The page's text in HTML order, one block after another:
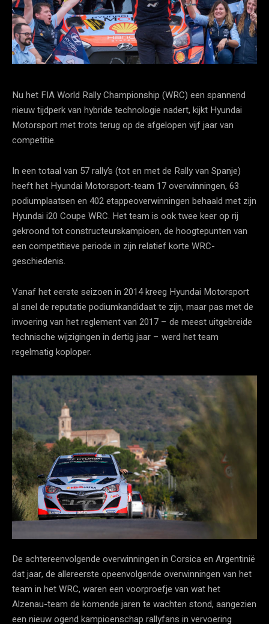
Nu het FIA World Rally Championship (WRC) een spannend
nieuw tijdperk van hybride technologie nadert, kijkt Hyundai
Motorsport met trots terug op de afgelopen vijf jaar van
competitie.
In een totaal van 57 rally’s (tot en met de Rally van Spanje)
heeft het Hyundai Motorsport-team 17 overwinningen, 63
podiumplaatsen en 402 etappeoverwinningen behaald met zijn
Hyundai i20 Coupe WRC. Het team is ook twee keer op rij
gekroond tot constructeurskampioen, de hoogtepunten van
een competitieve periode in zijn relatief korte WRC-
geschiedenis.
Vanaf het eerste seizoen in 2014 kreeg Hyundai Motorsport
al snel de reputatie podiumkandidaat te zijn, maar pas met de
invoering van het reglement van 2017 – de meest uitgebreide
technische wijzigingen in dertig jaar – werd het team
regelmatig koploper.
De achtereenvolgende overwinningen in Corsica en Argentinië
dat jaar, de allereerste opeenvolgende overwinningen van het
team in het WRC, waren een voorproefje van wat het
Alzenau-team de komende jaren te wachten stond, aangezien
een nieuw ogend kampioenschap rallyfans in vervoering